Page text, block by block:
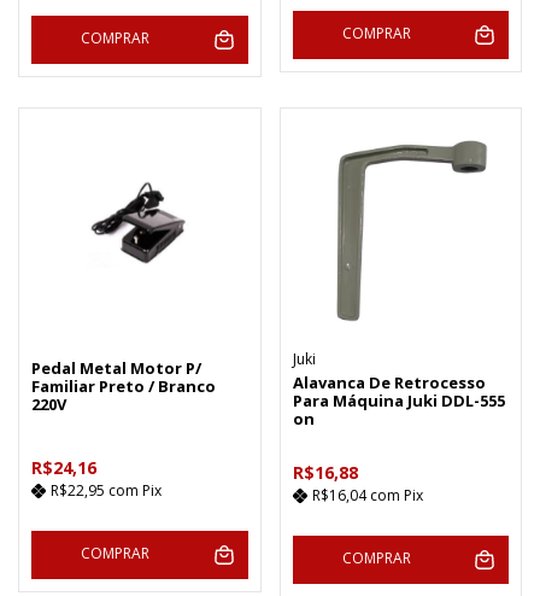
COMPRAR COMPRAR
Pedal Metal Motor P/
Familiar Preto / Branco
220V
R$24,16
R$22,95 com Pix
COMPRAR
Juki
Alavanca De Retrocesso
Para Máquina Juki DDL-555
on
R$16,88
R$16,04com Pix
COMPRAR